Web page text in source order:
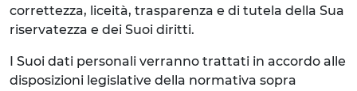
correttezza, liceità, trasparenza e di tutela della Sua
riservatezza e dei Suoi diritti.
I Suoi dati personali verranno trattati in accordo alle
disposizioni legislative della normativa sopra